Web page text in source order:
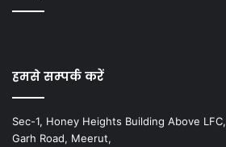
हमसे सम्पर्क करें
Sec-1, Honey Heights Building Above LFC,
Garh Road, Meerut,